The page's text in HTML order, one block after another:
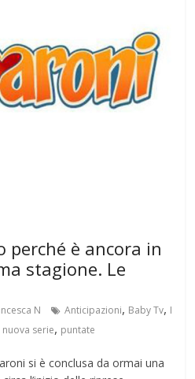
perché è ancora in
stagione. Le
N Anticipazioni, Baby Tv, I
nuova serie, puntate
si è conclusa da ormai una